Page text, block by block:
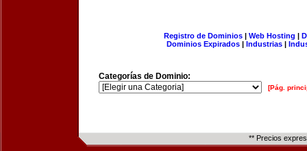
Registro de Dominios| Web Hosting |
Dominios Expirados | Industrias |
Categorías de Dominio:
[Pág.
** Precios